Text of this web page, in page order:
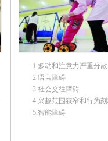
1.多动和注意力严重分散
2.语言障碍
3.社会交往障碍
4.兴趣范围狭窄和行为
5.智能障碍